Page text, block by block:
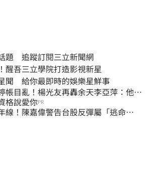
題 追蹤訂閱三立新聞網
醒吾三立學院打造影視新星
聞 給你最即時的娛樂星鮮事
帳目亂！楊光友再轟余天李亞萍：他們
關
格說愛你PR
線！陳嘉偉警告台股反彈屬「逃命